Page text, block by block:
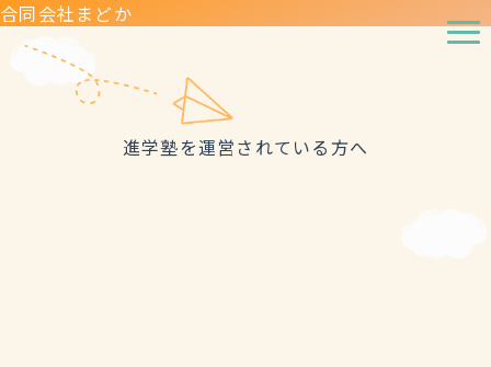
合同会社まどか
進学塾を運営されている方へ